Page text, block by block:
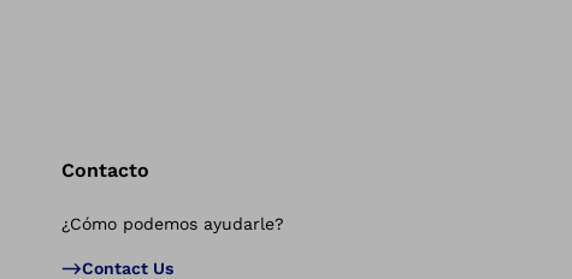
Contacto
¿Cómo podemos ayudarle?
Contact Us